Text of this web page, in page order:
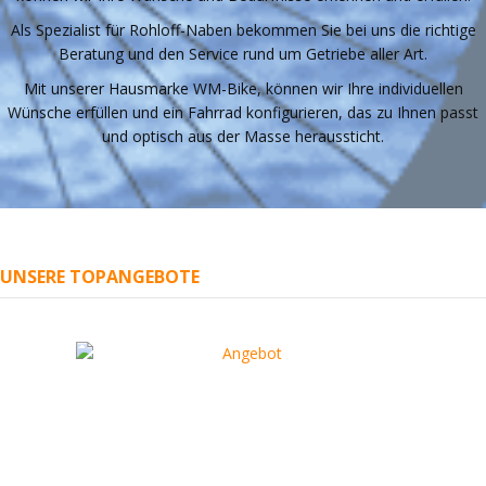
Als Spezialist für Rohloff-Naben bekommen Sie bei uns die richtige
Beratung und den Service rund um Getriebe aller Art.
Mit unserer Hausmarke WM-Bike, können wir Ihre individuellen
Wünsche erfüllen und ein Fahrrad konfigurieren, das zu Ihnen passt
und optisch aus der Masse heraussticht.
UNSERE TOPANGEBOTE